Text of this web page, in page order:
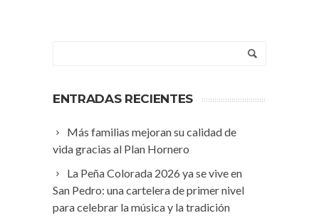
ENTRADAS RECIENTES
Más familias mejoran su calidad de
vida gracias al Plan Hornero
La Peña Colorada 2026 ya se vive en
San Pedro: una cartelera de primer nivel
para celebrar la música y la tradición